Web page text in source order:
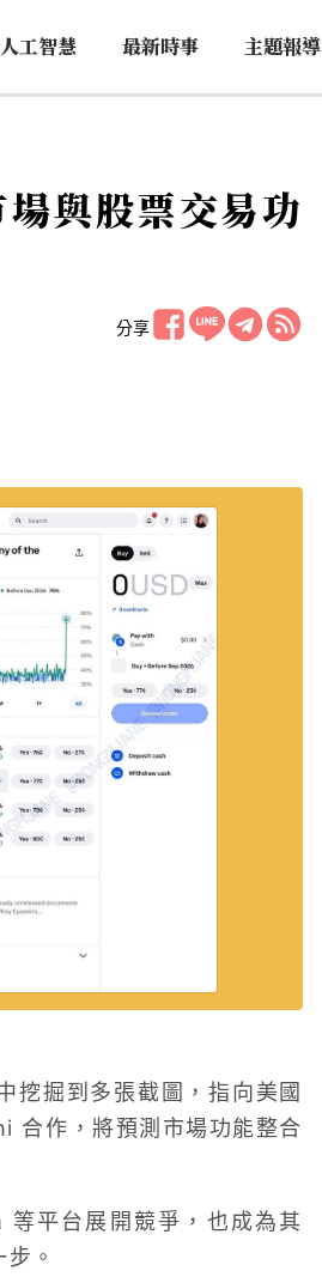
工智慧 最新時事 主題報導
與股票交易功
分享
掘到多張截圖，指向美國
合作，將預測市場功能整合
平台展開競爭，也成為其
。